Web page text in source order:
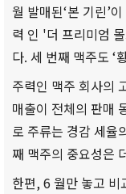
월 발매된‘본 기린’
력 인 '더 프리미엄
다. 세 번째 맥주도 ‘
주력인 맥주 회사의
매출이 전체의 판매
로 주류는 경감 세율
째 맥주의 중요성은
한편, 6 월만 놓고 비